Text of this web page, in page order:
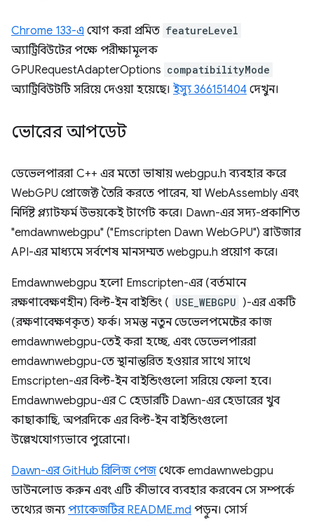
Chrome 133-এ যোগ করা প্রমিত featureLevel
অ্যাট্রিবিউটের পক্ষে পরীক্ষামূলক
GPURequestAdapterOptions compatibilityMode
অ্যাট্রিবিউটটি সরিয়ে দেওয়া হয়েছে। ইস্যু 366151404 দেখুন।
ভোরের আপডেট
ডেভেলপাররা C++ এর মতো ভাষায় webgpu.h ব্যবহার করে
WebGPU প্রোজেক্ট তৈরি করতে পারেন, যা WebAssembly এবং
নির্দিষ্ট প্ল্যাটফর্ম উভয়কেই টার্গেট করে। Dawn-এর সদ্য-প্রকাশিত
"emdawnwebgpu" ("Emscripten Dawn WebGPU") ব্রাউজার
API-এর মাধ্যমে সর্বশেষ মানসম্মত webgpu.h প্রয়োগ করে।
Emdawnwebgpu হলো Emscripten-এর (বর্তমানে
রক্ষণাবেক্ষণহীন) বিল্ট-ইন বাইন্ডিং ( USE_WEBGPU )-এর একটি
(রক্ষণাবেক্ষণকৃত) ফর্ক। সমস্ত নতুন ডেভেলপমেন্টের কাজ
emdawnwebgpu-তেই করা হচ্ছে, এবং ডেভেলপাররা
emdawnwebgpu-তে স্থানান্তরিত হওয়ার সাথে সাথে
Emscripten-এর বিল্ট-ইন বাইন্ডিংগুলো সরিয়ে ফেলা হবে।
Emdawnwebgpu-এর C হেডারটি Dawn-এর হেডারের খুব
কাছাকাছি, অপরদিকে এর বিল্ট-ইন বাইন্ডিংগুলো
উল্লেখযোগ্যভাবে পুরোনো।
Dawn-এর GitHub রিলিজ পেজ থেকে emdawnwebgpu
ডাউনলোড করুন এবং এটি কীভাবে ব্যবহার করবেন সে সম্পর্কে
তথ্যের জন্য প্যাকেজটির README.md পড়ুন। সোর্স